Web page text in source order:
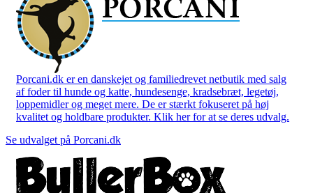
Porcani.dk er en danskejet og familiedrevet netbutik med salg
af foder til hunde og katte, hundesenge, kradsebræt, legetøj,
loppemidler og meget mere. De er stærkt fokuseret på høj
kvalitet og holdbare produkter. Klik her for at se deres udvalg.
Se udvalget på Porcani.dk